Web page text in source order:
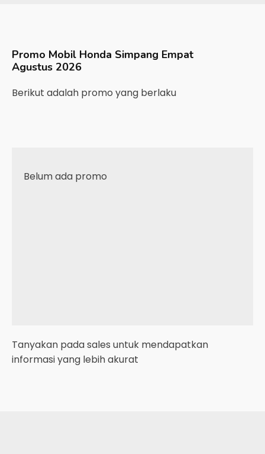
Promo Mobil Honda Simpang Empat
Agustus 2026
Berikut adalah promo yang berlaku
Belum ada promo
Tanyakan pada sales untuk mendapatkan
informasi yang lebih akurat